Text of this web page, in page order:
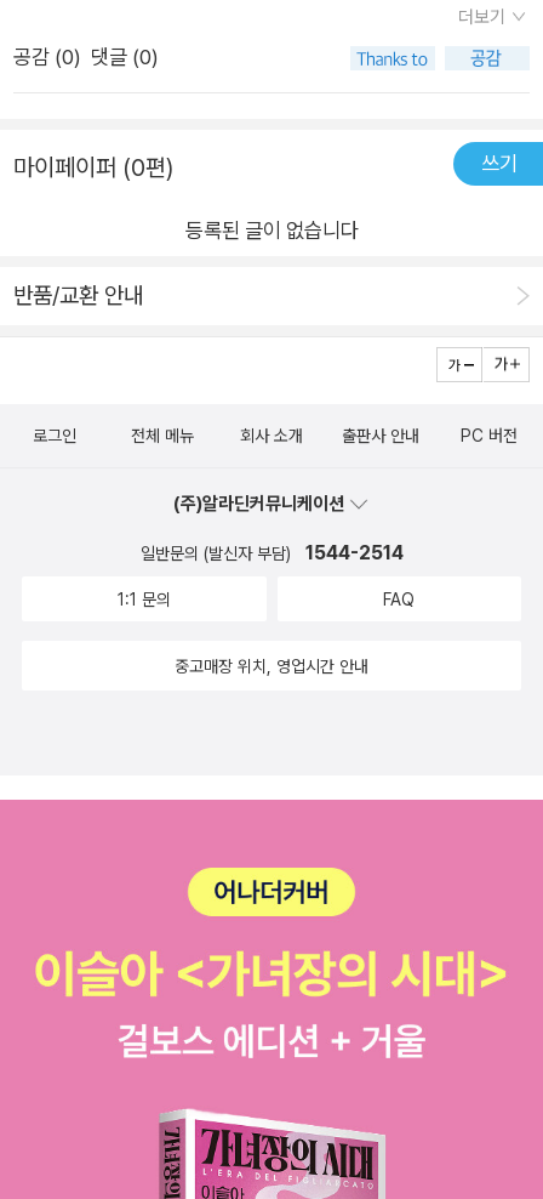
문에 OpenAI 프로그래밍에 대해 알아두면 좋을것이라고 생각된
다.<전체적인 책 난이도>- 책의 난이도는 프로그래밍 책이라는
점을 감안하고 쉬운편에 속한다.- 아무래도 프로그래밍 책이니만
큼 어느정도의 프로그래밍 지식을 요구할 수 있지만, 많은 전공책
들을 읽어봤다면 알 수 있다시피 내가 이해하지 못한 포인트에서
적으로 이미지도 많이 넣어주고, '파이썬과 자바스크립트 사용
추기 위해 최대한 쉽게 설명을 담으려 노력한 부분들이 많이 보였
다.- 파이썬과 자바스크립트가 주 언어가 아님에도 불구하고 편
하게 읽을 수 있었기 때문에 어느정도 프로그래밍을 접해본 사람
가 아니다 보니 활용부분에 있어서는 기술적인 배움보다는, 내 프
다. 하지만 Ch3부분은 조금 달랐다. 해당 챕터에도 물론 파이썬
과 Node.js를 이용하여 예제를 실행하지만, 해당 챕터는 프롬프
대답을 하기 위한 프롬프트 엔지리어링'에 대해 다룬다.프롬프트
링을 하는 것을 의미한다.이 부분은 API를 활용하여 개발할 때에
를 비롯한 다양한 LLM 서비스를 용할 때 어떻게 AI에게 질문 전
지피티를 내가 원하는 대답을 할 수 있도록 잘 활용할 수 있는지
깨닫게 되는 챕터였다. 마치 지피티 강의나 게시물에서 볼 수 있
는 'Chat GPT 똑똑하게 사용해봅시다~!' 와 같은 내용을 왜 그
특히 재미있는 톤 설정 부분은 꽤나 웃긴 포인트였다.. 내GPT는
도 전에 GPT에게 '너는 재미있는 인공지능 AI이고 말투는 충청
도 사투리로 부탁한다며 재치있는 대답들을 기대하겠다' 라며 지
시문을 먼저 보낸 뒤 이런저런 대화를 시도해보았는데 충청도 사
더보기
공감 (0) 댓글 (0)
마이페이퍼 (0편) 쓰기
등록된 글이 없습니다
반품/교환 안내
로그인 전체 메뉴 회사 소개 출판사 안내 PC 버전
(주)알라딘커뮤니케이션
일반문의 (발신자 부담) 1544-2514
1:1 문의 FAQ
중고매장 위치, 영업시간 안내